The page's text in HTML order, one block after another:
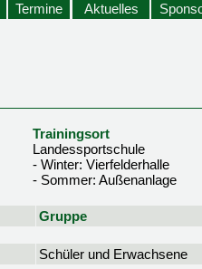
Termine Aktuelles
Trainingsort
Landessportschule
- Winter: Vierfelderhalle
- Sommer: Außenanlage
Gruppe
Schüler und Erwachsene